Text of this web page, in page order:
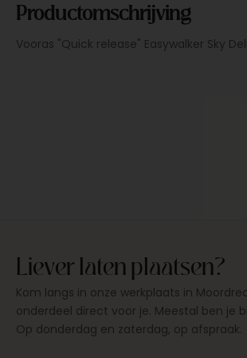
Productomschrijving
Vooras "Quick release" Easywalker Sky
Liever laten plaatsen?
Kom langs in onze werkplaats in
onderdeel direct voor je. Meestal ben je
Op donderdag en zaterdag, op afspraak.